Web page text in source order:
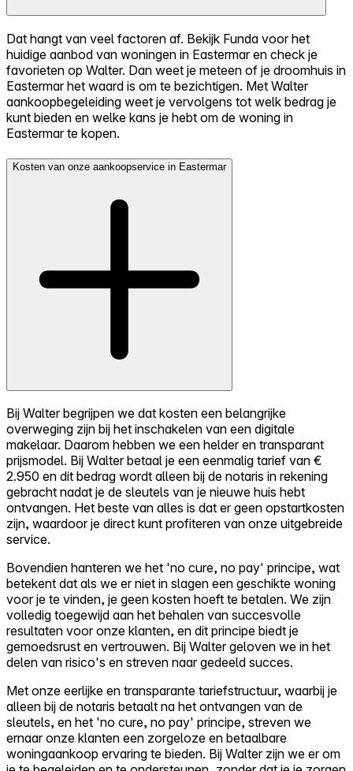
Dat hangt van veel factoren af. Bekijk Funda voor het
huidige aanbod van woningen in Eastermar en check je
favorieten op Walter. Dan weet je meteen of je droomhuis in
Eastermar het waard is om te bezichtigen. Met Walter
aankoopbegeleiding weet je vervolgens tot welk bedrag je
kunt bieden en welke kans je hebt om de woning in
Eastermar te kopen.
Kosten van onze aankoopservice in Eastermar
Bij Walter begrijpen we dat kosten een belangrijke
overweging zijn bij het inschakelen van een digitale
makelaar. Daarom hebben we een helder en transparant
prijsmodel. Bij Walter betaal je een eenmalig tarief van €
2.950 en dit bedrag wordt alleen bij de notaris in rekening
gebracht nadat je de sleutels van je nieuwe huis hebt
ontvangen. Het beste van alles is dat er geen opstartkosten
zijn, waardoor je direct kunt profiteren van onze uitgebreide
service.
Bovendien hanteren we het 'no cure, no pay' principe, wat
betekent dat als we er niet in slagen een geschikte woning
voor je te vinden, je geen kosten hoeft te betalen. We zijn
volledig toegewijd aan het behalen van succesvolle
resultaten voor onze klanten, en dit principe biedt je
gemoedsrust en vertrouwen. Bij Walter geloven we in het
delen van risico's en streven naar gedeeld succes.
Met onze eerlijke en transparante tariefstructuur, waarbij je
alleen bij de notaris betaalt na het ontvangen van de
sleutels, en het 'no cure, no pay' principe, streven we
ernaar onze klanten een zorgeloze en betaalbare
woningaankoop ervaring te bieden. Bij Walter zijn we er om